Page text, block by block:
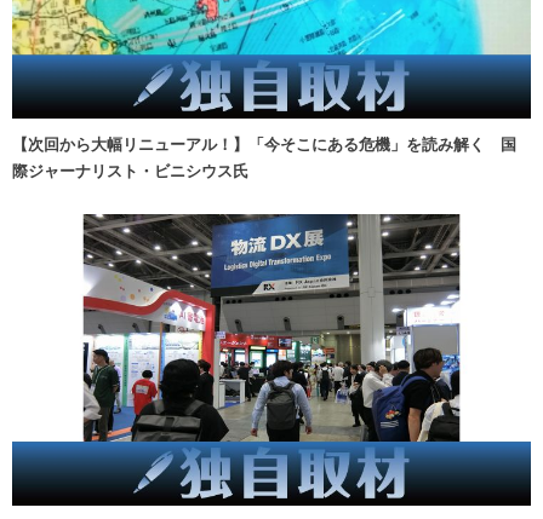
【次回から大幅リニューアル！】「今そこにある危機」を読み解く 国
際ジャーナリスト・ビニシウス氏